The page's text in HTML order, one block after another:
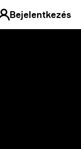
Bejelentkezés